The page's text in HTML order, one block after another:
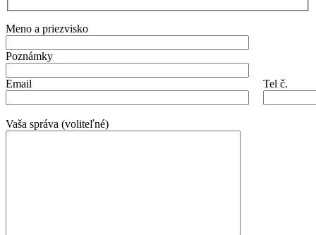
Meno a priezvisko
Poznámky
Email Tel č.
Vaša správa (voliteľné)